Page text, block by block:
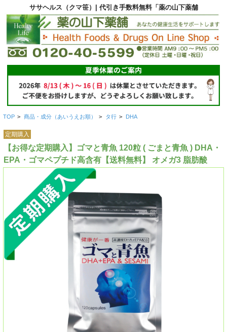
ササヘルス（クマ笹）| 代引き手数料無料「薬の山下薬舗
TOP > 商品・成分（あいうえお順） > タ行 > DHA
定期購入
【お得な定期購入】ゴマと青魚 120粒 ( ごまと青魚 ) DHA・
EPA・ゴマペプチド高含有【送料無料】 オメガ3 脂肪酸